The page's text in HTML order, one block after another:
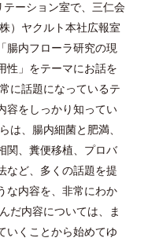
ーション室で、三仁会
）ヤクルト本社広報室
腸内フローラ研究の現
性」をテーマにお話を
に話題になっているテ
容をしっかり知ってい
は、腸内細菌と肥満、
関、糞便移植、プロバ
など、多くの話題を提
な内容を、非常にわか
だ内容については、ま
いくことから始めてゆ